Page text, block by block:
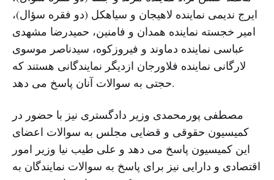
ایرج ندیمی نماینده لاهیجان و سیاهکل (دو فقره سؤال)،
امیر خجسته نماینده همدان و فامنین، حمیدرضا مشهدی
عباسی نماینده دماوند و فیروزکوه، سیدناصر موسوی
لارگانی نماینده فلاورجان ازدیگر نمایندگانی هستند که
حجتی به سوالات آنان پاسخ می دهد.
مصطفی پورمحمدی وزیر دادگستری نیز با حضور در
کمیسیون حقوقی و قضایی مجلس به سوالات اعضای
این کمیسیون پاسخ می دهد و علی طیب نیا وزیر امور
اقتصادی و دارایی نیز برای پاسخ به سوالات نمایندگان به